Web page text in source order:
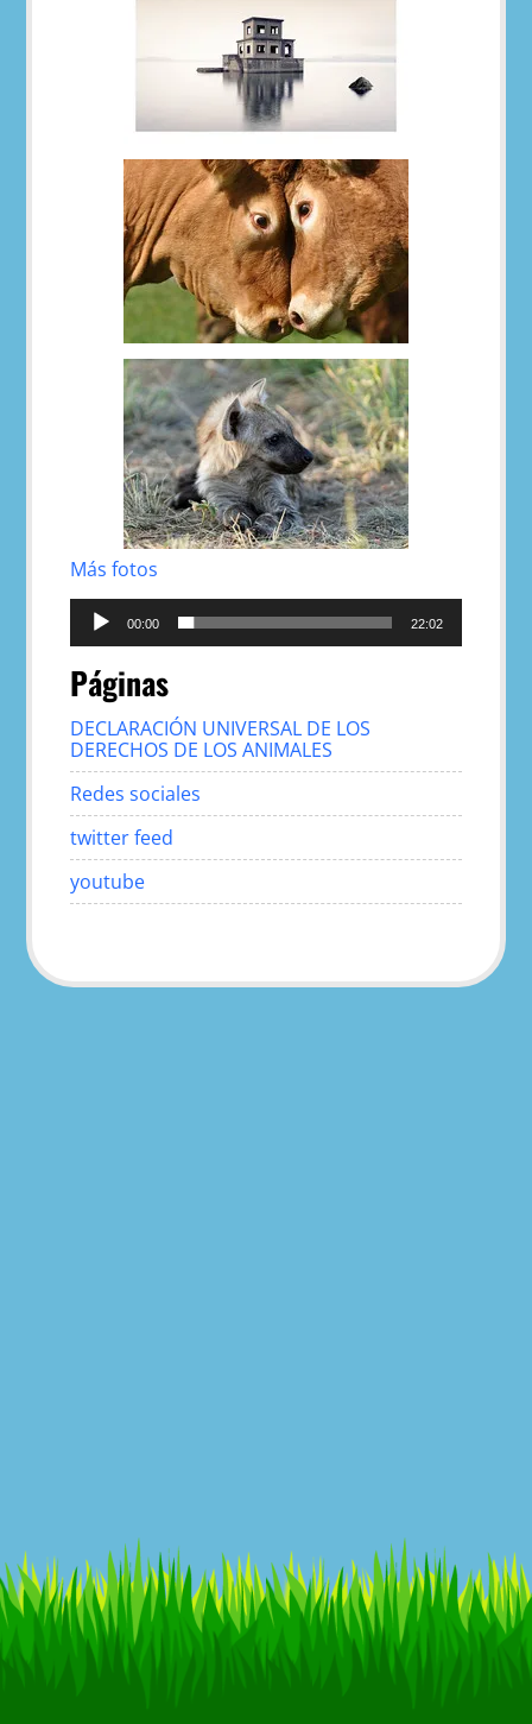
Más fotos
Reproductor
audio
00:00 22:02
Páginas
DECLARACIÓN UNIVERSAL DE LOS
DERECHOS DE LOS ANIMALES
Redes sociales
twitter feed
youtube